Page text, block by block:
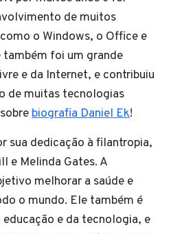
de muitos
o Windows, o Office e
foi um grande
e da Internet, e contribuiu
de muitas tecnologias
biografia Daniel Ek!
sua dedicação à filantropia,
e Melinda Gates. A
melhorar a saúde e
o mundo. Ele também é
e da tecnologia, e